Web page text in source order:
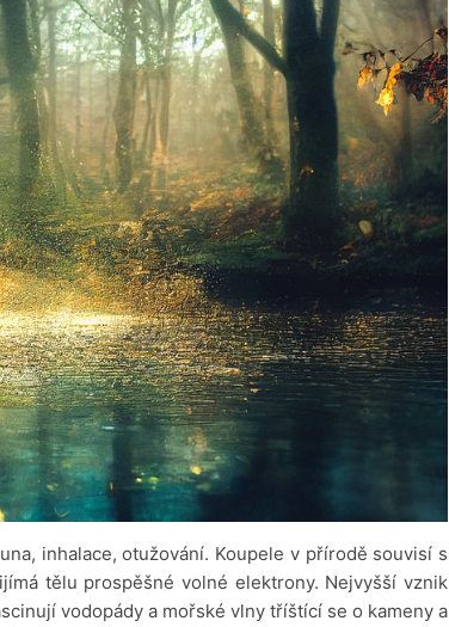
inhalace, otužování. Koupele v přírodě souvisí s
tělu prospěšné volné elektrony. Nejvyšší vznik
vodopády a mořské vlny tříštící se o kameny a